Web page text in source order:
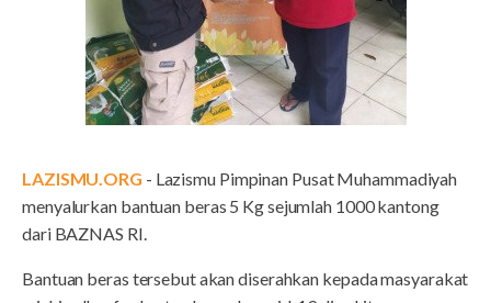
LAZISMU.ORG - Lazismu Pimpinan Pusat Muhammadiyah
menyalurkan bantuan beras 5 Kg sejumlah 1000 kantong
dari BAZNAS RI.
Bantuan beras tersebut akan diserahkan kepada masyarakat